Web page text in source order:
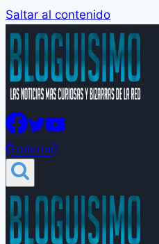
Saltar al contenido
Groleros!